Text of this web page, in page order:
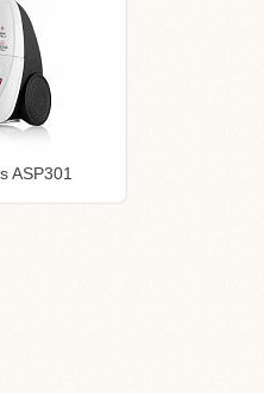
ASP301